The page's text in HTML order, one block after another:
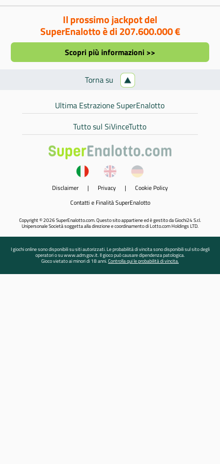
Il prossimo jackpot del
SuperEnalotto è di 207.600.000 €
Scopri più informazioni >>
Torna su
Ultima Estrazione SuperEnalotto
Tutto sul SiVinceTutto
Disclaimer | Privacy | Cookie Policy
Contatti e Finalità SuperEnalotto
Copyright © 2026 SuperEnalotto.com. Questo sito appartiene ed è gestito da Giochi24 S.r.l.
Unipersonale Società soggetta alla direzione e coordinamento di Lotto.com Holdings LTD.
I giochi online sono disponibili su siti autorizzati. Le probabilità di vincita sono disponibili sul sito degli
operatori o su www.adm.gov.it. Il gioco può causare dipendenza patologica.
Gioco vietato ai minori di 18 anni.Controlla qui le probabilità di vincita.